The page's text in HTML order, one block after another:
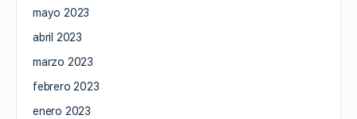
mayo 2023
abril 2023
marzo 2023
febrero 2023
enero 2023